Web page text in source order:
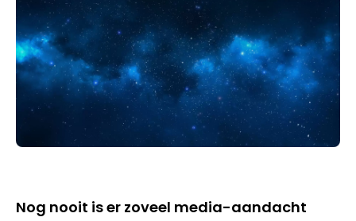
Nog nooit is er zoveel media-aandacht